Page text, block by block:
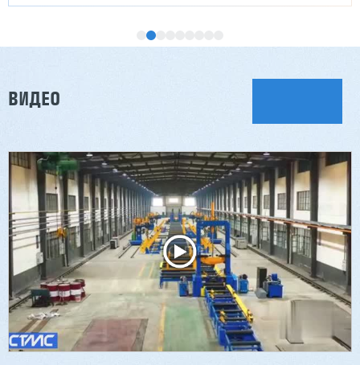
Двухсторонний шипорез MX6015
2 854 839 ₽
3 201 613 ₽
Артикул: 2497
Длина заготовки: 400-1500 мм
Макс. ширина заготовки: 580 мм
Станок проходного типа
Узлы: 4 пилы, 2 фрезы
ВИДЕО